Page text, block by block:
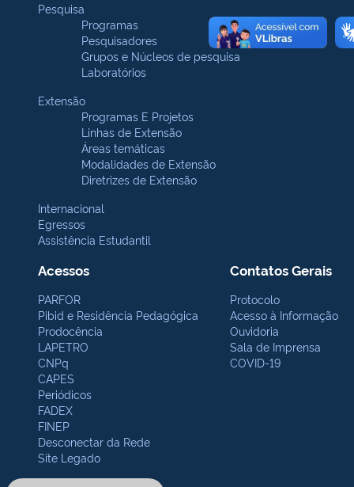
Pesquisa
Programas
Pesquisadores
Grupos e Núcleos de pesquisa
Laboratórios
Extensão
Programas E Projetos
Linhas de Extensão
Áreas temáticas
Modalidades de Extensão
Diretrizes de Extensão
Internacional
Egressos
Assistência Estudantil
Acessos
PARFOR
Pibid e Residência Pedagógica
Prodocência
LAPETRO
CNPq
CAPES
Periódicos
FADEX
FINEP
Desconectar da Rede
Site Legado
Contatos Gerais
Protocolo
Acesso à Informação
Ouvidoria
Sala de Imprensa
COVID-19